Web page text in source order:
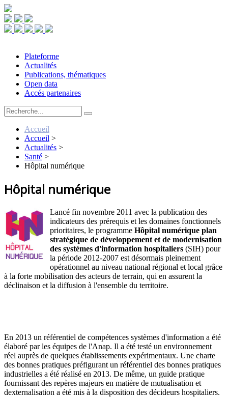
Plateforme
Actualités
Publications, thématiques
Open data
Accés partenaires
Accueil
Accueil >
Actualités >
Santé >
Hôpital numérique
Hôpital numérique
Lancé fin novembre 2011 avec la publication des
indicateurs des prérequis et les domaines fonctionnels
prioritaires, le programme Hôpital numérique plan
stratégique de développement et de modernisation
des systèmes d'information hospitaliers (SIH) pour
la période 2012-2007 est désormais pleinement
opérationnel au niveau national régional et local grâce
à la forte mobilisation des acteurs de terrain, qui en assurent la
déclinaison et la diffusion à l'ensemble du territoire.
En 2013 un référentiel de compétences systèmes d'information a été
élaboré par les équipes de l'Anap. Il a été testé un environnement
réel auprès de quelques établissements expérimentaux. Une charte
des bonnes pratiques préfigurant un référentiel des bonnes pratiques
industrielles a été réalisé en 2013. De même, un guide pratique
fournissant des repères majeurs en matière de mutualisation et
dexternalisation a été mis à la disposition des décideurs hospitaliers.